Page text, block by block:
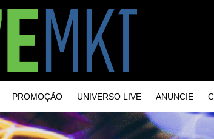
PROMOÇÃO UNIVERSO LIVE ANUNCIE